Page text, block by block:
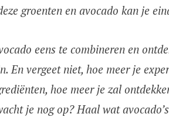
groenten en avocado kan je
eens te combineren en
En vergeet niet, hoe meer je
hoe meer je zal
je nog op? Haal wat